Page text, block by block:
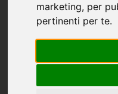
marketing, per
pertinenti per te.